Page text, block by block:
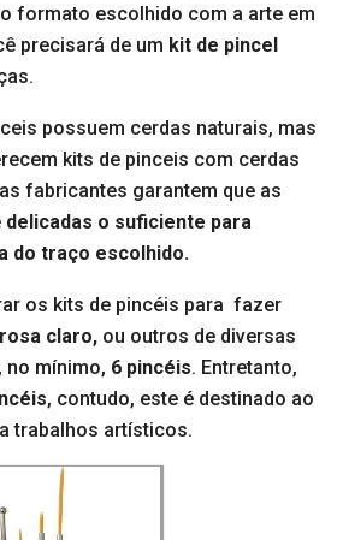
formato escolhido com a arte em
precisará de um kit de pincel
possuem cerdas naturais, mas
kits de pinceis com cerdas
fabricantes garantem que as
delicadas o suficiente para
do traço escolhido.
os kits de pincéis para fazer
claro, ou outros de diversas
no mínimo, 6 pincéis. Entretanto,
, contudo, este é destinado ao
trabalhos artísticos.